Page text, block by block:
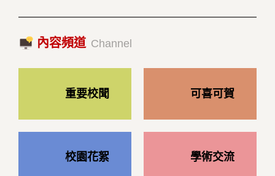
2023/10/18|推薦閱讀
內容頻道 Channel
重要校聞 可喜可賀
校園花絮 學術交流